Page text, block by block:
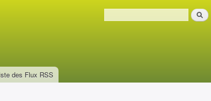
Formulaire de recherche
des Flux RSS